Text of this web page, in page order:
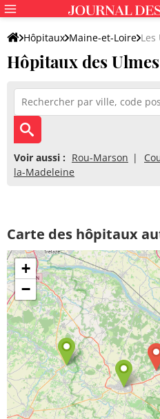
Hôpitaux Maine-et-Loire Les
Hôpitaux des
Voir aussi : Rou-Marson
la-Madeleine
Carte des hôpitaux
+
−